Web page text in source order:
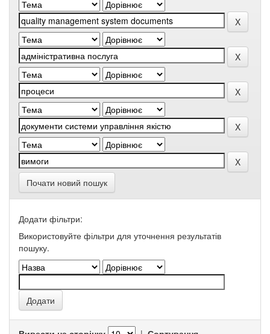
Почати новий пошук
Додати фільтри:
Використовуйте фільтри для уточнення результатів
пошуку.